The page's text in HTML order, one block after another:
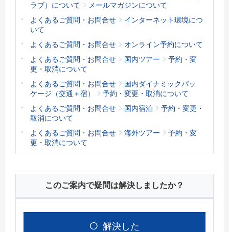
ラブ）について
メールマガジンについて
よくあるご質問・お問合せ
インターネット環境につ
いて
よくあるご質問・お問合せ
オンライン予約について
よくあるご質問・お問合せ
国内ツアー
予約・変
更・取消について
よくあるご質問・お問合せ
国内ダイナミックパッ
ケージ（交通＋宿）
予約・変更・取消について
よくあるご質問・お問合せ
国内宿泊
予約・変更・
取消について
よくあるご質問・お問合せ
海外ツアー
予約・変
更・取消について
このご案内で疑問は解決しましたか？
解決した